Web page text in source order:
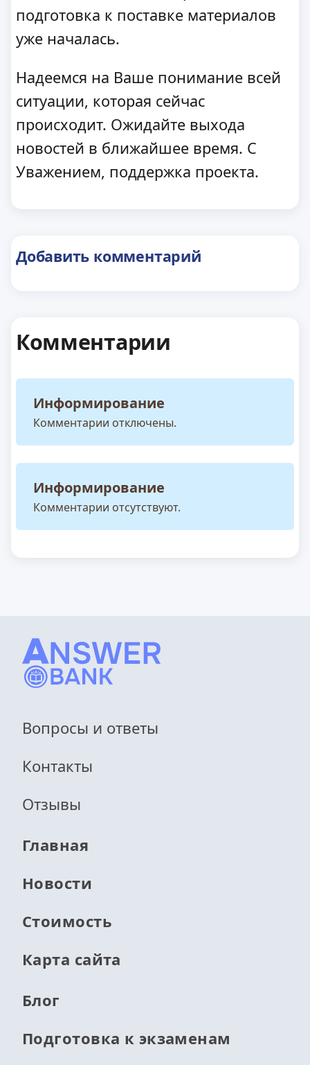
подготовка к поставке материалов
уже началась.
Надеемся на Ваше понимание всей
ситуации, которая сейчас
происходит. Ожидайте выхода
новостей в ближайшее время. С
Уважением, поддержка проекта.
Добавить комментарий
Комментарии
Информирование
Комментарии отключены.
Информирование
Комментарии отсутствуют.
Вопросы и ответы
Контакты
Отзывы
Главная
Новости
Стоимость
Карта сайта
Блог
Подготовка к экзаменам